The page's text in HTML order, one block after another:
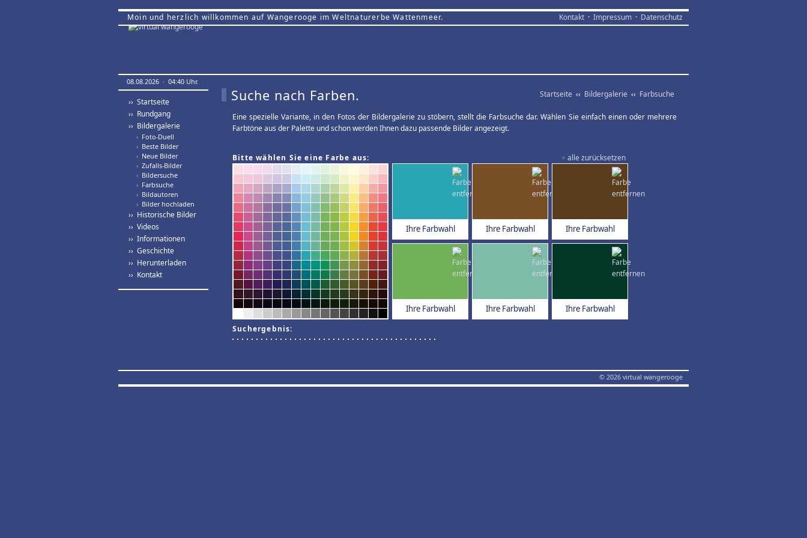
Moin und herzlich willkommen auf Wangerooge im Weltnaturerbe Wattenmeer. Kontakt · Impressum · Datenschutz
08.08.2026 · 04:40 Uhr.
›› Startseite
›› Rundgang
›› Bildergalerie
› Foto-Duell
› Beste Bilder
› Neue Bilder
› Zufalls-Bilder
› Bildersuche
› Farbsuche
› Bildautoren
› Bilder hochladen
›› Historische Bilder
›› Videos
›› Informationen
›› Geschichte
›› Herunterladen
›› Kontakt
Startseite ‹‹ Bildergalerie ‹‹ Farbsuche
Suche nach Farben.
Eine spezielle Variante, in den Fotos der Bildergalerie zu stöbern, stellt die Farbsuche dar. Wählen Sie einfach einen oder mehrere
Farbtöne aus der Palette und schon werden Ihnen dazu passende Bilder angezeigt.
× alle zurücksetzen
Bitte wählen Sie eine Farbe aus:
Ihre Farbwahl Ihre Farbwahl Ihre Farbwahl
Ihre Farbwahl Ihre Farbwahl Ihre Farbwahl
Suchergebnis:
© 2026 virtual wangerooge